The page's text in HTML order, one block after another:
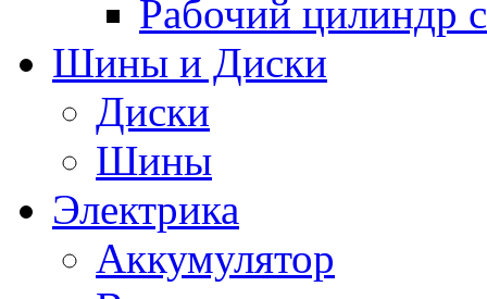
Рабочий цилиндр
Шины и Диски
Диски
Шины
Электрика
Аккумулятор